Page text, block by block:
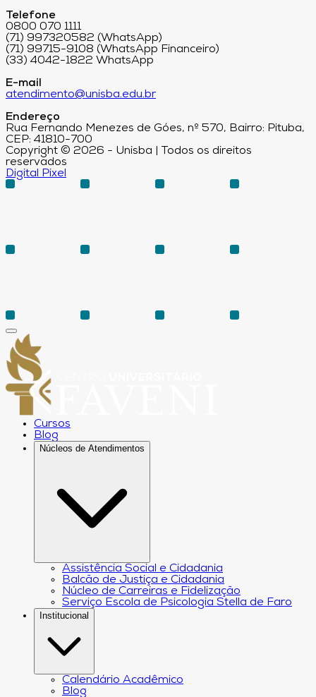
Telefone
0800 070 1111
(71) 997320582 (WhatsApp)
(71) 99715-9108 (WhatsApp Financeiro)
(33) 4042-1822 WhatsApp
E-mail
atendimento@unisba.edu.br
Endereço
Rua Fernando Menezes de Góes, nº 570, Bairro: Pituba,
CEP: 41810-700
Copyright © 2026 - Unisba | Todos os direitos
reservados
Digital Pixel
Cursos
Blog
Núcleos de Atendimentos
Assistência Social e Cidadania
Balcão de Justiça e Cidadania
Núcleo de Carreiras e Fidelização
Serviço Escola de Psicologia Stella de Faro
Institucional
Calendário Acadêmico
Blog